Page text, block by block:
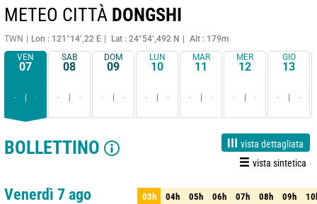
METEO CITTÀ DONGSHI
TWN Lon : 121°14’,22 E Lat : 24°54’,492 N
Alt : 179m
VEN
07
- -
SAB
08
- -
DOM
09
- -
LUN
10
- -
MAR
11
- -
MER
12
- -
GIO
13
- -
BOLLETTINO
vista dettagliata
vista sintetica
1 giorno 3 giorni 15 giorni Affidabilità 85%
Venerdì 7 ago 03h 04h 05h 06h 07h 08h 09h
03h 04h 05h 06h 07h 08h 09h